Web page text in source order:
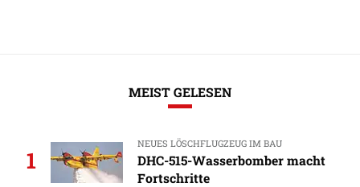
MEIST GELESEN
1
NEUES LÖSCHFLUGZEUG IM BAU
DHC-515-Wasserbomber macht
Fortschritte